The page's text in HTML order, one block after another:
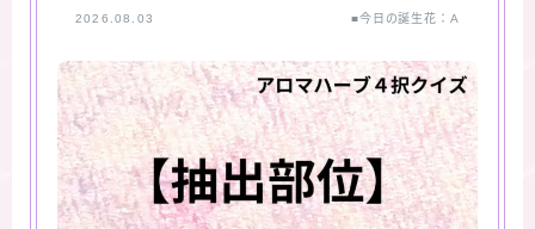
2026.08.03 ■今日の誕生花：A